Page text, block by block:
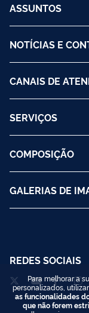
ASSUNTOS
NOTÍCIAS E
CANAIS DE
SERVIÇOS
COMPOSIÇÃO
GALERIAS DE
REDES SOCIAIS
Para melhorar a
personalizados,
as funcionalidades
que não forem